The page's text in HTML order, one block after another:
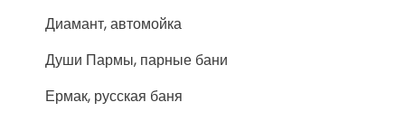
Диамант, автомойка
Души Пармы, парные бани
Ермак, русская баня